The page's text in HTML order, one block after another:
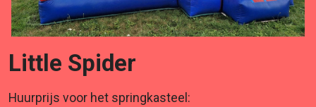
Little Spider
Huurprijs voor het springkasteel: